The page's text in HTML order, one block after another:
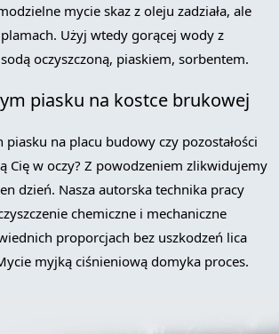
mycie skaz z oleju zadziała, ale
Użyj wtedy gorącej wody z
oczyszczoną, piaskiem, sorbentem.
piasku na kostce brukowej
piasku na placu budowy czy pozostałości
Cię w oczy? Z powodzeniem zlikwidujemy
dzień. Nasza autorska technika pracy
chemiczne i mechaniczne
proporcjach bez uszkodzeń lica
myjką ciśnieniową domyka proces.